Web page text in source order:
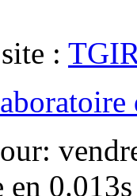
:
en 0.013s